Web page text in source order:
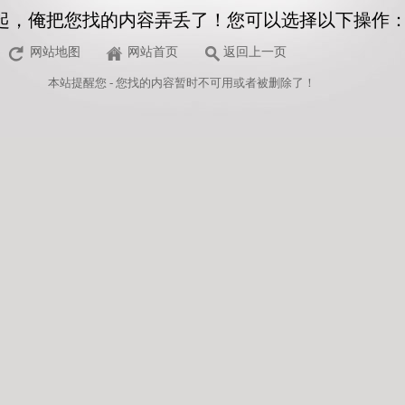
，俺把您找的内容弄丢了！您可以选择以下操作
网站地图 网站首页 返回上一页
本站提醒您 - 您找的内容暂时不可用或者被删除了！